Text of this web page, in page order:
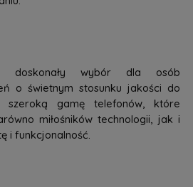
doskonały wybór dla osób
o świetnym stosunku jakości do
szeroką gamę telefonów, które
miłośników technologii, jak i
i funkcjonalność.